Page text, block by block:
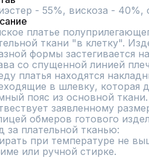
- 55%, вискоза - 40%,
платье
ткани "в клетку".
формы застегивается
со спущенной линией
платья находятся
в шлевку, которая
пояс из основной
заявленному
обмеров готового
за плательной тканью:
при температуре не
или ручной стирке.